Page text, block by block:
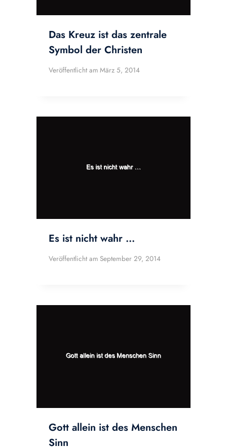
Das Kreuz ist das zentrale
Symbol der Christen
Veröffentlicht am März 5, 2014
Es ist nicht wahr …
Veröffentlicht am September 29, 2014
Gott allein ist des Menschen
Sinn